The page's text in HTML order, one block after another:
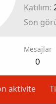
Katılım
Son
Mesajlar
0
aktivite